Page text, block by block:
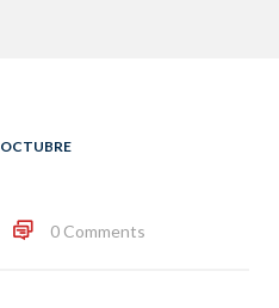
OCTUBRE
0 Comments